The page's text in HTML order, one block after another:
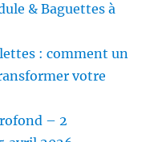
& Baguettes à
: comment un
votre
– 2